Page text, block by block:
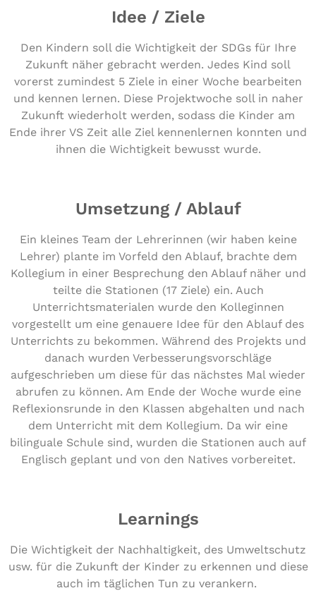
Idee / Ziele
Den Kindern soll die Wichtigkeit der SDGs für Ihre
Zukunft näher gebracht werden. Jedes Kind soll
vorerst zumindest 5 Ziele in einer Woche bearbeiten
und kennen lernen. Diese Projektwoche soll in naher
Zukunft wiederholt werden, sodass die Kinder am
Ende ihrer VS Zeit alle Ziel kennenlernen konnten und
ihnen die Wichtigkeit bewusst wurde.
Umsetzung / Ablauf
Ein kleines Team der Lehrerinnen (wir haben keine
Lehrer) plante im Vorfeld den Ablauf, brachte dem
Kollegium in einer Besprechung den Ablauf näher und
teilte die Stationen (17 Ziele) ein. Auch
Unterrichtsmaterialen wurde den Kolleginnen
vorgestellt um eine genauere Idee für den Ablauf des
Unterrichts zu bekommen. Während des Projekts und
danach wurden Verbesserungsvorschläge
aufgeschrieben um diese für das nächstes Mal wieder
abrufen zu können. Am Ende der Woche wurde eine
Reflexionsrunde in den Klassen abgehalten und nach
dem Unterricht mit dem Kollegium. Da wir eine
bilinguale Schule sind, wurden die Stationen auch auf
Englisch geplant und von den Natives vorbereitet.
Learnings
Die Wich­tig­keit der Nach­hal­tig­keit, des Umwelt­schutz
usw. für die Zukunft der Kinder zu erkennen und diese
auch im täglichen Tun zu verankern.